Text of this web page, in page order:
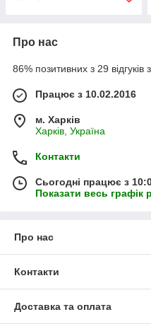
Про нас
86% позитивних з 29 відгуків
Працює з 10.02.2016
м. Харків
Харків, Україна
Контакти
Сьогодні працює з
Показати весь графік
Про нас
Контакти
Доставка та оплата